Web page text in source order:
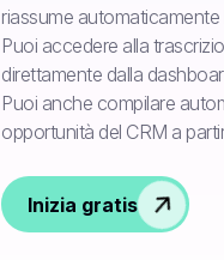
riassume automaticamente
Puoi accedere alla
direttamente dalla
Puoi anche compilare
opportunità del CRM a
Inizia gratis